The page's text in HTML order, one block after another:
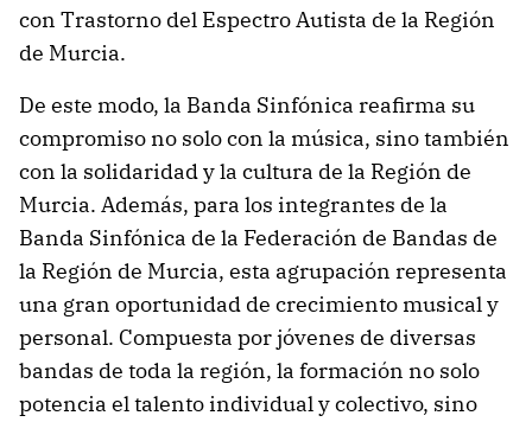
con Trastorno del Espectro Autista de la Región
de Murcia.
De este modo, la Banda Sinfónica reafirma su
compromiso no solo con la música, sino también
con la solidaridad y la cultura de la Región de
Murcia. Además, para los integrantes de la
Banda Sinfónica de la Federación de Bandas de
la Región de Murcia, esta agrupación representa
una gran oportunidad de crecimiento musical y
personal. Compuesta por jóvenes de diversas
bandas de toda la región, la formación no solo
potencia el talento individual y colectivo, sino